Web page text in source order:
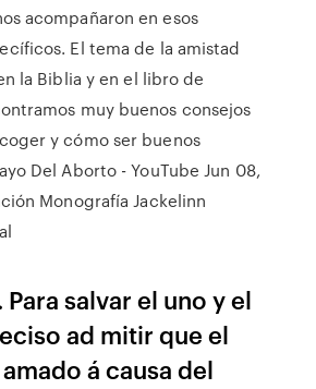
acompañaron en esos
El tema de la amistad
la Biblia y en el libro de
muy buenos consejos
y cómo ser buenos
Del Aborto - YouTube Jun 08,
Monografía Jackelinn
salvar el uno y el
ad­ mitir que el
á causa del